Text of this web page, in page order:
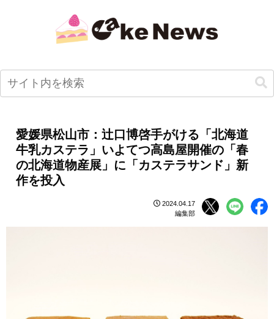
愛媛県松山市：辻口博啓手がける「北海道
牛乳カステラ」いよてつ高島屋開催の「春
の北海道物産展」に「カステラサンド」新
作を投入
2024.04.17
編集部